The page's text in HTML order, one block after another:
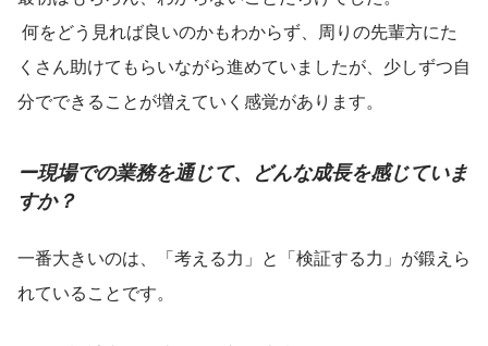
くさん助けてもらいながら進めていましたが、少しずつ自
分でできることが増えていく感覚があります。
ー現場での業務を通じて、どんな成長を感じていま
すか？
一番大きいのは、「考える力」と「検証する力」が鍛えら
れていることです。